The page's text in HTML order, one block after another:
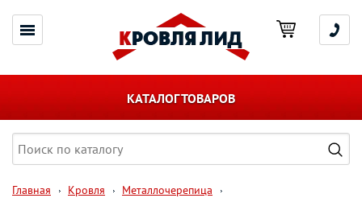
КАТАЛОГ ТОВАРОВ
Главная Кровля
Металлочерепица